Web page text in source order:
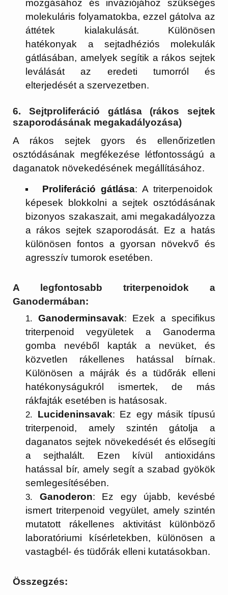
mozgásához és inváziójához szükséges
molekuláris folyamatokba, ezzel gátolva az
áttétek kialakulását. Különösen
hatékonyak a sejtadhéziós molekulák
gátlásában, amelyek segítik a rákos sejtek
leválását az eredeti tumorról és
elterjedését a szervezetben.
6. Sejtproliferáció gátlása (rákos sejtek
szaporodásának megakadályozása)
A rákos sejtek gyors és ellenőrizetlen
osztódásának megfékezése létfontosságú a
daganatok növekedésének megállításához.
Proliferáció gátlása: A triterpenoidok
képesek blokkolni a sejtek osztódásának
bizonyos szakaszait, ami megakadályozza
a rákos sejtek szaporodását. Ez a hatás
különösen fontos a gyorsan növekvő és
agresszív tumorok esetében.
A legfontosabb triterpenoidok a
Ganodermában:
Ganoderminsavak: Ezek a specifikus
triterpenoid vegyületek a Ganoderma
gomba nevéből kapták a nevüket, és
közvetlen rákellenes hatással bírnak.
Különösen a májrák és a tüdőrák elleni
hatékonyságukról ismertek, de más
rákfajták esetében is hatásosak.
Lucideninsavak: Ez egy másik típusú
triterpenoid, amely szintén gátolja a
daganatos sejtek növekedését és elősegíti
a sejthalált. Ezen kívül antioxidáns
hatással bír, amely segít a szabad gyökök
semlegesítésében.
Ganoderon: Ez egy újabb, kevésbé
ismert triterpenoid vegyület, amely szintén
mutatott rákellenes aktivitást különböző
laboratóriumi kísérletekben, különösen a
vastagbél- és tüdőrák elleni kutatásokban.
Összegzés: